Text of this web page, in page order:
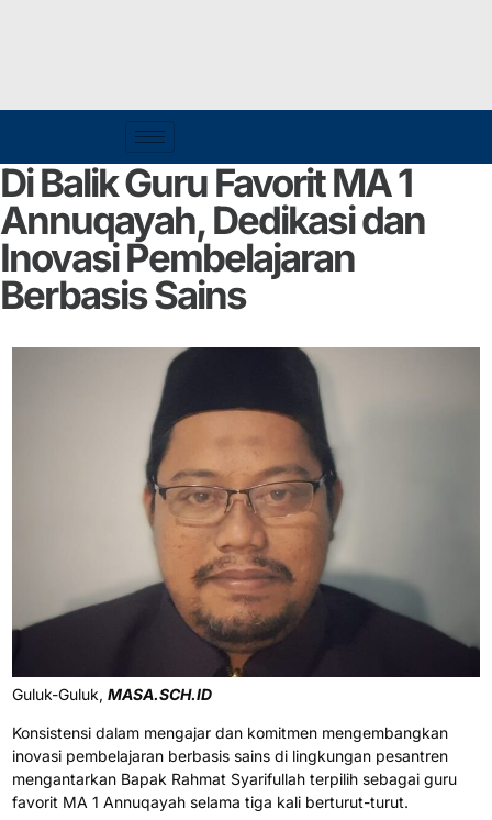
Di Balik Guru Favorit MA 1
Annuqayah, Dedikasi dan
Inovasi Pembelajaran
Berbasis Sains
Guluk-Guluk, MASA.SCH.ID
Konsistensi dalam mengajar dan komitmen mengembangkan
inovasi pembelajaran berbasis sains di lingkungan pesantren
mengantarkan Bapak Rahmat Syarifullah terpilih sebagai guru
favorit MA 1 Annuqayah selama tiga kali berturut-turut.